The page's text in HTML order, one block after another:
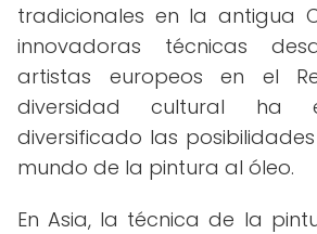
tradicionales en la antigua
innovadoras técnicas
artistas europeos en el
diversidad cultural ha
diversificado las
mundo de la pintura al óleo.
En Asia, la técnica de la